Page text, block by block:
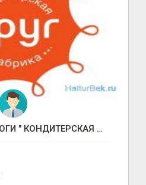
"ТИРОЛЬСКИЕ ПИРОГИ " КОНДИТЕРСКАЯ ФАБРИКА "КРУГ "